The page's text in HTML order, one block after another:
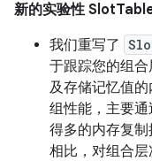
新的实验性
我们重写了
于跟踪您的组
及存储记忆值
组性能，主要
得多的内存复
相比，对组合